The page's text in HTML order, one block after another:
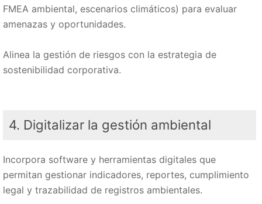
FMEA ambiental, escenarios climáticos) para evaluar
amenazas y oportunidades.
Alinea la gestión de riesgos con la estrategia de
sostenibilidad corporativa.
4. Digitalizar la gestión ambiental
Incorpora software y herramientas digitales que
permitan gestionar indicadores, reportes, cumplimiento
legal y trazabilidad de registros ambientales.